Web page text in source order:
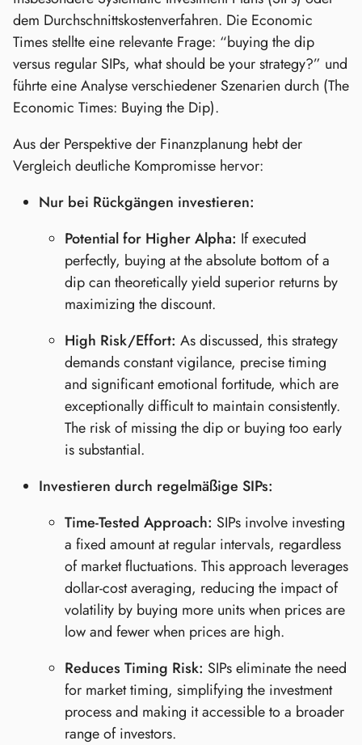
dem Durchschnittskostenverfahren. Die Economic
Times stellte eine relevante Frage: “buying the dip
versus regular SIPs, what should be your strategy?” und
führte eine Analyse verschiedener Szenarien durch (The
Economic Times: Buying the Dip).
Aus der Perspektive der Finanzplanung hebt der
Vergleich deutliche Kompromisse hervor:
Nur bei Rückgängen investieren:
Potential for Higher Alpha: If executed
perfectly, buying at the absolute bottom of a
dip can theoretically yield superior returns by
maximizing the discount.
High Risk/Effort: As discussed, this strategy
demands constant vigilance, precise timing
and significant emotional fortitude, which are
exceptionally difficult to maintain consistently.
The risk of missing the dip or buying too early
is substantial.
Investieren durch regelmäßige SIPs:
Time-Tested Approach: SIPs involve investing
a fixed amount at regular intervals, regardless
of market fluctuations. This approach leverages
dollar-cost averaging, reducing the impact of
volatility by buying more units when prices are
low and fewer when prices are high.
Reduces Timing Risk: SIPs eliminate the need
for market timing, simplifying the investment
process and making it accessible to a broader
range of investors.